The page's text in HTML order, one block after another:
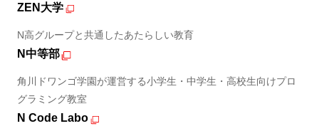
ZEN大学
N高グループと共通したあたらしい教育
N中等部
角川ドワンゴ学園が運営する小学生・中学生・高校生向けプロ
グラミング教室
N Code Labo